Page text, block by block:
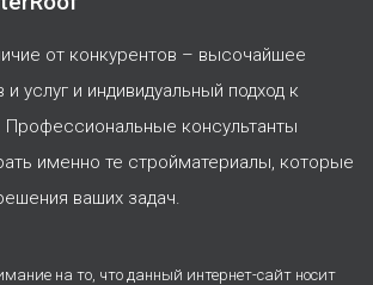
от конкурентов – высочайшее
услуг и индивидуальный подход к
Профессиональные консультанты
именно те стройматериалы, которые
ваших задач.
на то, что данный интернет-сайт носит